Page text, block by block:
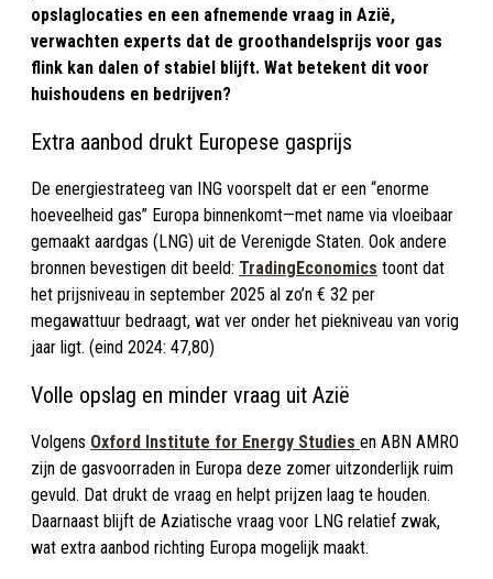
opslaglocaties en een afnemende vraag in Azië,
verwachten experts dat de groothandelsprijs voor gas
flink kan dalen of stabiel blijft. Wat betekent dit voor
huishoudens en bedrijven?
Extra aanbod drukt Europese gasprijs
De energiestrateeg van ING voorspelt dat er een “enorme
hoeveelheid gas” Europa binnenkomt—met name via vloeibaar
gemaakt aardgas (LNG) uit de Verenigde Staten. Ook andere
bronnen bevestigen dit beeld: TradingEconomics toont dat
het prijsniveau in september 2025 al zo’n € 32 per
megawattuur bedraagt, wat ver onder het piekniveau van vorig
jaar ligt. (eind 2024: 47,80)
Volle opslag en minder vraag uit Azië
Volgens Oxford Institute for Energy Studies en ABN AMRO
zijn de gasvoorraden in Europa deze zomer uitzonderlijk ruim
gevuld. Dat drukt de vraag en helpt prijzen laag te houden.
Daarnaast blijft de Aziatische vraag voor LNG relatief zwak,
wat extra aanbod richting Europa mogelijk maakt.